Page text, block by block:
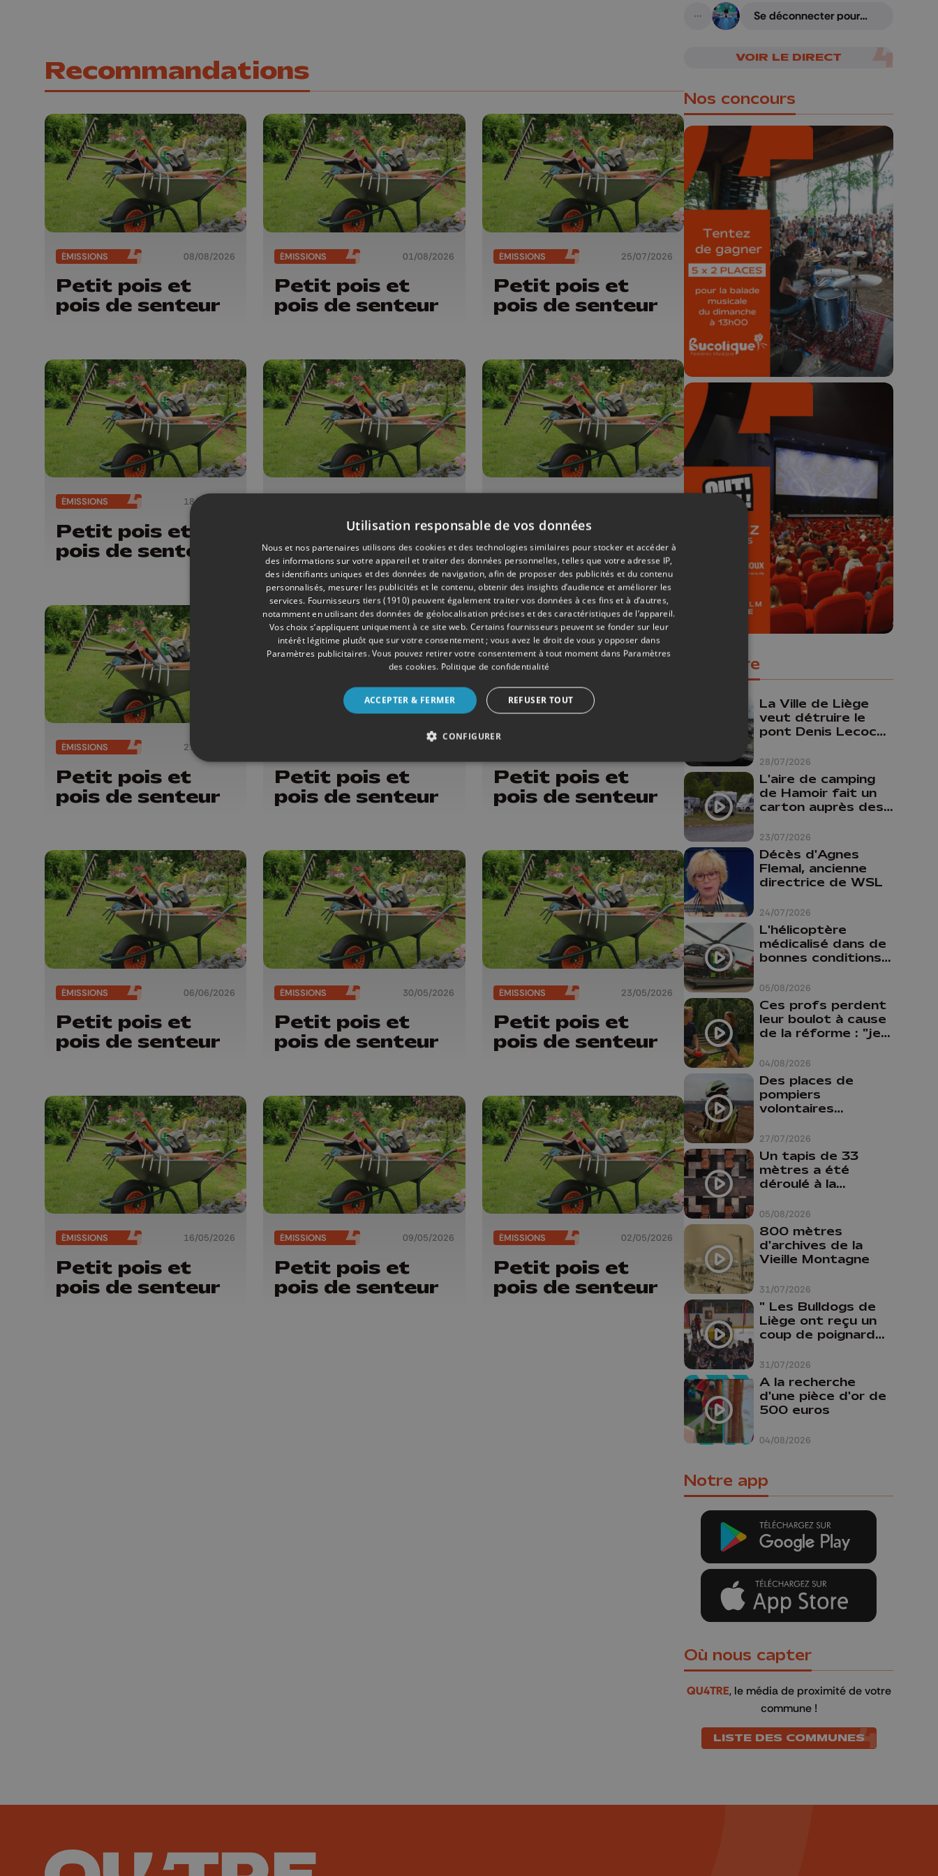
Recommandations
ÉMISSIONS 08/08/2026
Petit pois et
pois de senteur
ÉMISSIONS 01/08/2026
Petit pois et
pois de senteur
ÉMISSIONS 25/07/2026
Petit pois et
pois de senteur
ÉMISSIONS 18/07/2026
Petit pois et
pois de senteur
Petit pois et
pois de senteur
Petit pois et
pois de senteur
ÉMISSIONS 27/06/2026
Petit pois et
pois de senteur
Petit pois et
pois de senteur
Petit pois et
pois de senteur
ÉMISSIONS 06/06/2026
Petit pois et
pois de senteur
ÉMISSIONS 30/05/2026
Petit pois et
pois de senteur
ÉMISSIONS 23/05/2026
Petit pois et
pois de senteur
ÉMISSIONS 16/05/2026
Petit pois et
pois de senteur
ÉMISSIONS 09/05/2026
Petit pois et
pois de senteur
ÉMISSIONS 02/05/2026
Petit pois et
pois de senteur
A suivre
Se déconnecter pour
VOIR LE DIRECT
Nos concours
🎁 Gagnez 5x2
places pour le
Bucolique Ferrières
Festival 🌿🎶
Concours valable jusqu'au 9 août,
23h59.
🎬 Concours CUT x
Les Grignoux ✨
Concours permanent - 2 places à
gagner chaque semaine !
Populaire
28/07/2026
La Ville de Liège
veut détruire le
pont Denis Lecocq
budget pour le
faire
23/07/2026
L'aire de camping
de Hamoir fait un
carton auprès des
24/07/2026
Décès d'Agnes
Flemal, ancienne
directrice de WSL
05/08/2026
L'hélicoptère
médicalisé dans de
bonnes conditions à
04/08/2026
Ces profs perdent
leur boulot à cause
de la réforme : "je
comme prof que
comme
pharmacienne"
27/07/2026
Des places de
pompiers
volontaires
province de Liège :
"Un citoyen qui
n'est formé ne
peut pas nous
aider"
05/08/2026
Un tapis de 33
mètres a été
déroulé à la
Liège
31/07/2026
800 mètres
d'archives de la
Vieille Montagne
31/07/2026
" Les Bulldogs de
Liège ont reçu un
coup de poignard
04/08/2026
A la recherche
d'une pièce d'or de
500 euros
Notre app
Où nous capter
QU4TRE, le média de proximité de votre
commune !
LISTE DES COMMUNES
Utilisation responsable de vos données
Nous et nos partenaires utilisons des cookies et des technologies similaires pour stocker et accéder à
des informations sur votre appareil et traiter des données personnelles, telles que votre adresse IP,
des identifiants uniques et des données de navigation, afin de proposer des publicités et du contenu
personnalisés, mesurer les publicités et le contenu, obtenir des insights d’audience et améliorer les
services. Fournisseurs tiers (1910) peuvent également traiter vos données à ces fins et à d’autres,
notamment en utilisant des données de géolocalisation précises et des caractéristiques de l’appareil.
Vos choix s’appliquent uniquement à ce site web. Certains fournisseurs peuvent se fonder sur leur
intérêt légitime plutôt que sur votre consentement ; vous avez le droit de vous y opposer dans
Paramètres publicitaires. Vous pouvez retirer votre consentement à tout moment dans Paramètres
des cookies. Politique de confidentialité
ACCEPTER & FERMER REFUSER TOUT
CONFIGURER